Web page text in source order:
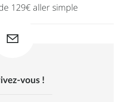
129€ aller simple
vous !